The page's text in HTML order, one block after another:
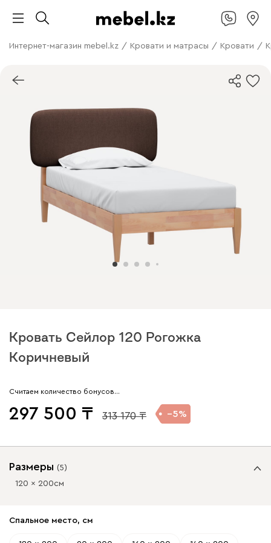
Интернет-магазин mebel.kz / Кровати и матрасы / Кровати /
Кровать Сейлор 120 Рогожка
Коричневый
Считаем количество бонусов…
297 500 313 170 5
Размеры (5)
120 x 200см
Спальное место, см